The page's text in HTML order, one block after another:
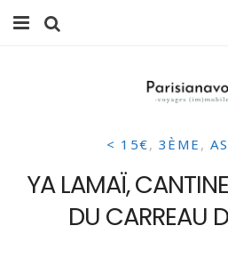
FAMILLE
VOYAGES
WEEK-ENDS
< 15€, 3ÈME ,
YA LAMAÏ,
DU CARREAU